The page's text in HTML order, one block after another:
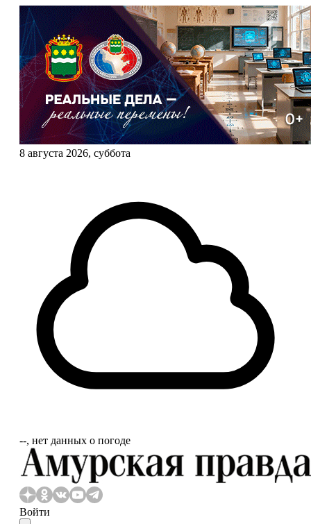
8 августа 2026, суббота
‐‐, нет данных о погоде
Войти